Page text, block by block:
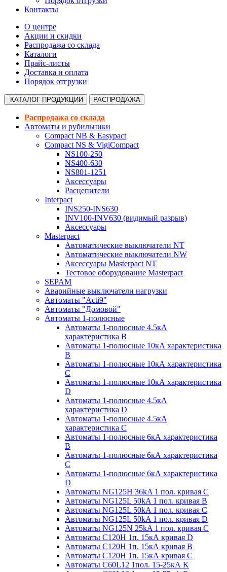
Контакты
О центре
Акции и скидки
Распродажа со склада
Каталоги
Прайс-листы
Доставка и оплата
Порядок отгрузки
КАТАЛОГ ПРОДУКЦИИ РАСПРОДАЖА
Распродажа со склада
Автоматы и рубильники
Compact NB & Easypact
Compact NS & VigiCompact
NS100-250
NS400-630
NS801-1251
Аксессуары
Расцепители
Interpact
INS250-INS630
INV100-INV630 (видимый разрыв)
Аксессуары
Masterpact
Автоматические выключатели NT
Автоматические выключатели NW
Аксессуары Masterpact NT
Тестовое оборудование Masterpact
SEPAM
Аварийные выключатели нагрузки
Автоматы "Acti9"
Автоматы "Домовой"
Автоматы 1-полюсные
Автоматы 1-полюсные 4.5кА
характеристика В
Автоматы 1-полюсные 10кА характеристика
B
Автоматы 1-полюсные 10кА характеристика
C
Автоматы 1-полюсные 10кА характеристика
D
Автоматы 1-полюсные 4.5кА
характеристика D
Автоматы 1-полюсные 4.5кА
характеристика С
Автоматы 1-полюсные 6кА характеристика
B
Автоматы 1-полюсные 6кА характеристика
C
Автоматы 1-полюсные 6кА характеристика
D
Автоматы NG125H 36kA 1 пол. кривая C
Автоматы NG125L 50kA 1 пол. кривая B
Автоматы NG125L 50kA 1 пол. кривая C
Автоматы NG125L 50kA 1 пол. кривая D
Автоматы NG125N 25kA 1 пол. кривая C
Автоматы С120H 1п. 15кА кривая D
Автоматы С120H 1п. 15кА кривая В
Автоматы С120H 1п. 15кА кривая С
Автоматы С60L12 1пол. 15-25кА K